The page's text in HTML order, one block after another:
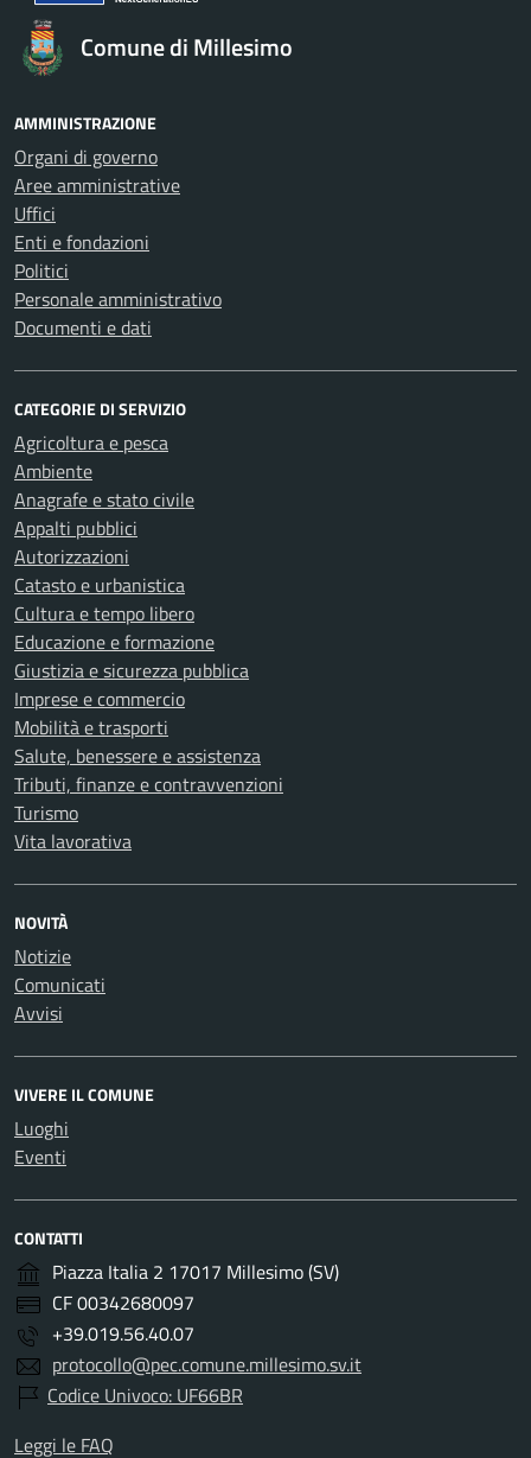
Comune di Millesimo
AMMINISTRAZIONE
Organi di governo
Aree amministrative
Uffici
Enti e fondazioni
Politici
Personale amministrativo
Documenti e dati
CATEGORIE DI SERVIZIO
Agricoltura e pesca
Ambiente
Anagrafe e stato civile
Appalti pubblici
Autorizzazioni
Catasto e urbanistica
Cultura e tempo libero
Educazione e formazione
Giustizia e sicurezza pubblica
Imprese e commercio
Mobilità e trasporti
Salute, benessere e assistenza
Tributi, finanze e contravvenzioni
Turismo
Vita lavorativa
NOVITÀ
Notizie
Comunicati
Avvisi
VIVERE IL COMUNE
Luoghi
Eventi
CONTATTI
Piazza Italia 2 17017 Millesimo (SV)
CF 00342680097
+39.019.56.40.07
protocollo@pec.comune.millesimo.sv.it
Codice Univoco: UF66BR
Leggi le FAQ